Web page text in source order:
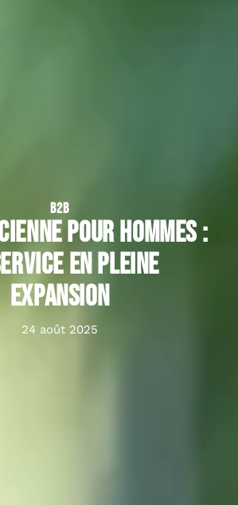
B2B
pour hommes :
en pleine
expansion
24 août 2025